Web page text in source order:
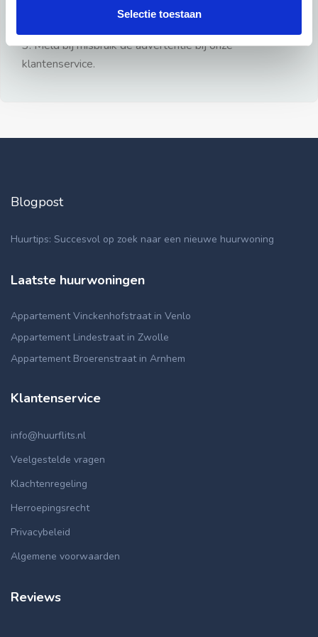
Selectie toestaan
3: Meld bij misbruik de advertentie bij onze
klantenservice.
Blogpost
Huurtips: Succesvol op zoek naar een nieuwe huurwoning
Laatste huurwoningen
Appartement Vinckenhofstraat in Venlo
Appartement Lindestraat in Zwolle
Appartement Broerenstraat in Arnhem
Klantenservice
info@huurflits.nl
Veelgestelde vragen
Klachtenregeling
Herroepingsrecht
Privacybeleid
Algemene voorwaarden
Reviews